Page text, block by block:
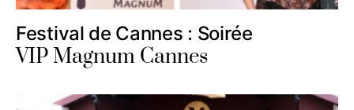
Festival de Cannes : Soirée
VIP Magnum Cannes